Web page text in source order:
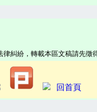
律糾紛，轉載本區文稿請先徵
回首頁